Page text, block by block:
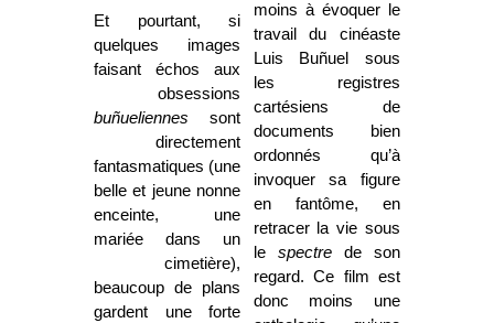
moins à évoquer le
travail du cinéaste
Luis Buñuel sous
les registres
cartésiens de
documents bien
ordonnés qu’à
invoquer sa figure
en fantôme, en
retracer la vie sous
le spectre de son
regard. Ce film est
donc moins une
Et pourtant, si
quelques images
faisant échos aux
obsessions
buñueliennes sont
directement
fantasmatiques (une
belle et jeune nonne
enceinte, une
mariée dans un
cimetière),
beaucoup de plans
gardent une forte